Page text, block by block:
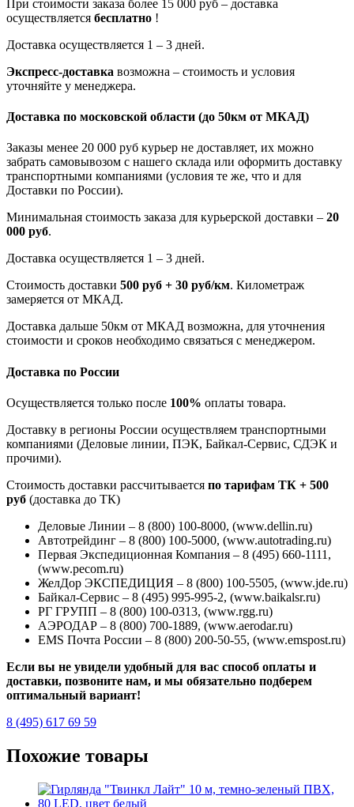
При стоимости заказа более 15 000 руб – доставка
осуществляется бесплатно !
Доставка осуществляется 1 – 3 дней.
Экспресс-доставка возможна – стоимость и условия
уточняйте у менеджера.
Доставка по московской области (до 50км от МКАД)
Заказы менее 20 000 руб курьер не доставляет, их можно
забрать самовывозом с нашего склада или оформить доставку
транспортными компаниями (условия те же, что и для
Доставки по России).
Минимальная стоимость заказа для курьерской доставки – 20
000 руб.
Доставка осуществляется 1 – 3 дней.
Стоимость доставки 500 руб + 30 руб/км. Километраж
замеряется от МКАД.
Доставка дальше 50км от МКАД возможна, для уточнения
стоимости и сроков необходимо связаться с менеджером.
Доставка по России
Осуществляется только после 100% оплаты товара.
Доставку в регионы России осуществляем транспортными
компаниями (Деловые линии, ПЭК, Байкал-Сервис, СДЭК и
прочими).
Стоимость доставки рассчитывается по тарифам ТК + 500
руб (доставка до ТК)
Деловые Линии – 8 (800) 100-8000, (www.dellin.ru)
Автотрейдинг – 8 (800) 100-5000, (www.autotrading.ru)
Первая Экспедиционная Компания – 8 (495) 660-1111,
(www.pecom.ru)
ЖелДор ЭКСПЕДИЦИЯ – 8 (800) 100-5505, (www.jde.ru)
Байкал-Сервис – 8 (495) 995-995-2, (www.baikalsr.ru)
РГ ГРУПП – 8 (800) 100-0313, (www.rgg.ru)
АЭРОДАР – 8 (800) 700-1889, (www.aerodar.ru)
EMS Почта России – 8 (800) 200-50-55, (www.emspost.ru)
Если вы не увидели удобный для вас способ оплаты и
доставки, позвоните нам, и мы обязательно подберем
оптимальный вариант!
8 (495) 617 69 59
Похожие товары